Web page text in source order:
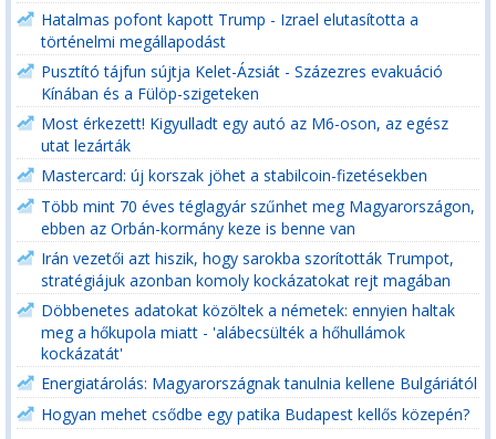
Hatalmas pofont kapott Trump - Izrael elutasította a
történelmi megállapodást
Pusztító tájfun sújtja Kelet-Ázsiát - Százezres evakuáció
Kínában és a Fülöp-szigeteken
Most érkezett! Kigyulladt egy autó az M6-oson, az egész
utat lezárták
Mastercard: új korszak jöhet a stabilcoin-fizetésekben
Több mint 70 éves téglagyár szűnhet meg Magyarországon,
ebben az Orbán-kormány keze is benne van
Irán vezetői azt hiszik, hogy sarokba szorították Trumpot,
stratégiájuk azonban komoly kockázatokat rejt magában
Döbbenetes adatokat közöltek a németek: ennyien haltak
meg a hőkupola miatt - 'alábecsülték a hőhullámok
kockázatát'
Energiatárolás: Magyarországnak tanulnia kellene Bulgáriától
Hogyan mehet csődbe egy patika Budapest kellős közepén?